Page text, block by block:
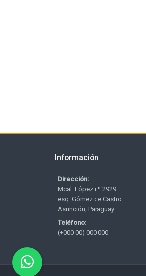
Información
Dirección:
Mcal. López nº 2929
esq. Gómez de Castro.
Asunción, Paraguay.
Teléfono:
(+000 00) 000 000